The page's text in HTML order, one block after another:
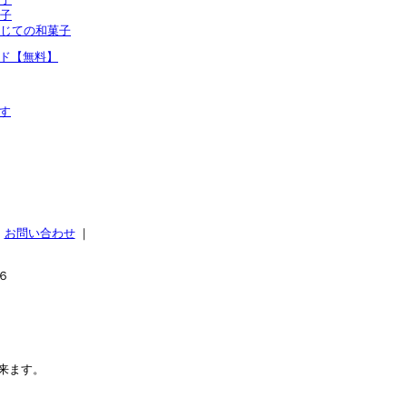
ての和菓子
【無料】
お問い合わせ｜
ます。